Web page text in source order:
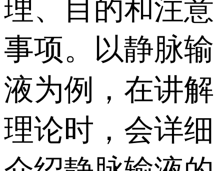
理、目的和注意
事项。以静脉输
液为例，在讲解
理论时，会详细